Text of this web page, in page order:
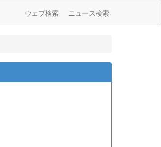
ウェブ検索 ニュース検索